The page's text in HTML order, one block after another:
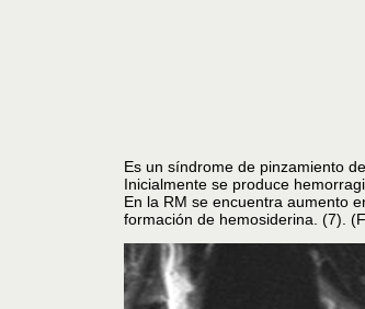
Es un síndrome de pinzamiento
Inicialmente se produce
En la RM se encuentra aumento
formación de hemosiderina. (7).